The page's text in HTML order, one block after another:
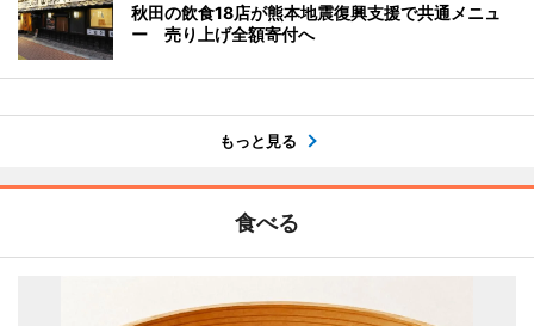
秋田の飲食18店が熊本地震復興支援で共通メニュ
ー 売り上げ全額寄付へ
もっと見る
食べる